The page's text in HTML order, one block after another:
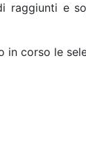
raggiunti e
in corso le